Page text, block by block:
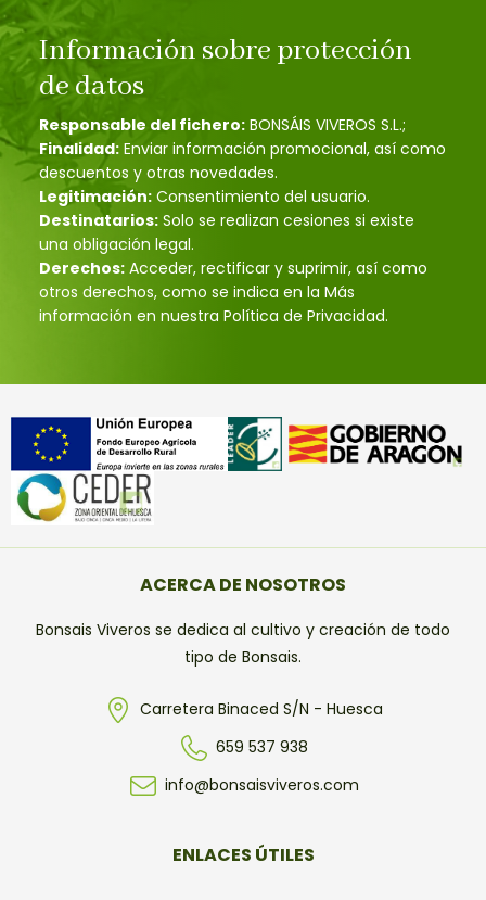
Información sobre protección
de datos
Responsable del fichero: BONSÁIS VIVEROS S.L.;
Finalidad: Enviar información promocional, así como
descuentos y otras novedades.
Legitimación: Consentimiento del usuario.
Destinatarios: Solo se realizan cesiones si existe
una obligación legal.
Derechos: Acceder, rectificar y suprimir, así como
otros derechos, como se indica en la Más
información en nuestra Política de Privacidad.
ACERCA DE NOSOTROS
Bonsais Viveros se dedica al cultivo y creación de todo
tipo de Bonsais.
Carretera Binaced S/N - Huesca
659 537 938
info@bonsaisviveros.com
ENLACES ÚTILES